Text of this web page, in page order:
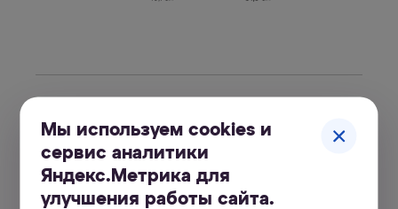
Комплектация
Сменный модуль КHC
Мы используем cookies и
сервис аналитики
Яндекс.Метрика для
улучшения работы сайта.